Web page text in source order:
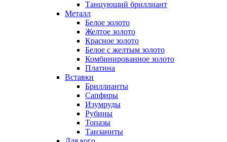
Танцующий бриллиант
Металл
Белое золото
Желтое золото
Красное золото
Белое с желтым золото
Комбинированное золото
Платина
Вставки
Бриллианты
Сапфиры
Изумруды
Рубины
Топазы
Танзаниты